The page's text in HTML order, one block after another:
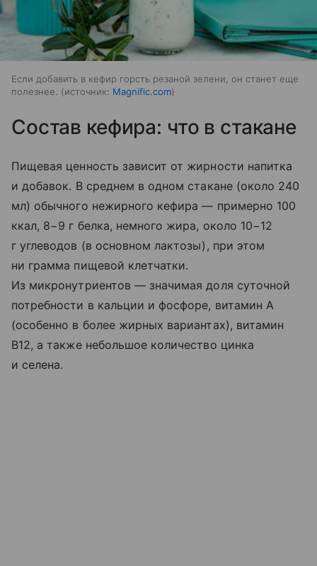
Если добавить в кефир горсть резаной зелени, он станет еще
полезнее.
источник: Magnific.com
Состав кефира: что в стакане
Пищевая ценность зависит от жирности напитка
и добавок. В среднем в одном стакане (около 240
мл) обычного нежирного кефира — примерно 100
ккал, 8−9 г белка, немного жира, около 10−12
г углеводов (в основном лактозы), при этом
ни грамма пищевой клетчатки.
Из микронутриентов — значимая доля суточной
потребности в кальции и фосфоре, витамин A
(особенно в более жирных вариантах), витамин
B12, а также небольшое количество цинка
и селена.